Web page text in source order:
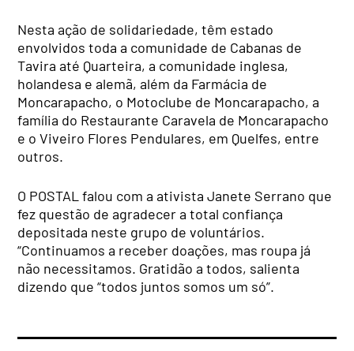
Nesta ação de solidariedade, têm estado
envolvidos toda a comunidade de Cabanas de
Tavira até Quarteira, a comunidade inglesa,
holandesa e alemã, além da Farmácia de
Moncarapacho, o Motoclube de Moncarapacho, a
família do Restaurante Caravela de Moncarapacho
e o Viveiro Flores Pendulares, em Quelfes, entre
outros.
O POSTAL falou com a ativista Janete Serrano que
fez questão de agradecer a total confiança
depositada neste grupo de voluntários.
“Continuamos a receber doações, mas roupa já
não necessitamos. Gratidão a todos, salienta
dizendo que “todos juntos somos um só”.